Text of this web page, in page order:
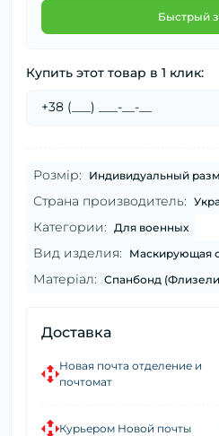
Быстрый
Купить этот товар в 1 клик:
Розмір: Индивидуальный
Страна производитель:
Категории: Для военных
Вид изделия: Маскирующая
Матеріал: Спанбонд
Доставка
Новая почта отделение и
почтомат
Курьером Новой почты